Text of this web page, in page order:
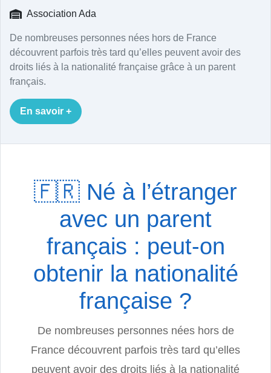
Association Ada
De nombreuses personnes nées hors de France
découvrent parfois très tard qu’elles peuvent avoir des
droits liés à la nationalité française grâce à un parent
français.
En savoir +
🇫🇷 Né à l’étranger
avec un parent
français : peut-on
obtenir la nationalité
française ?
De nombreuses personnes nées hors de
France découvrent parfois très tard qu’elles
peuvent avoir des droits liés à la nationalité